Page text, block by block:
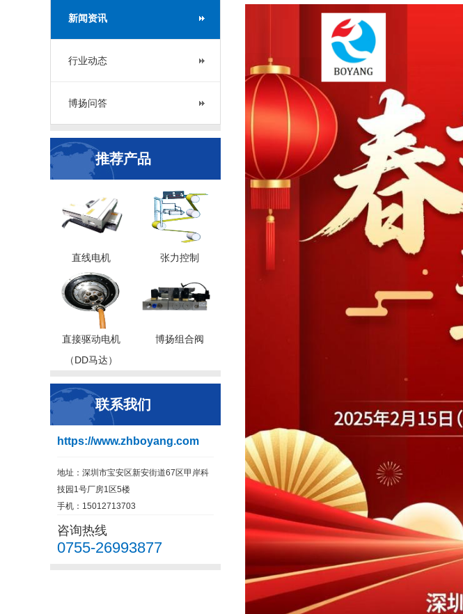
新闻资讯
行业动态
博扬问答
推荐产品
直线电机 张力控制
直接驱动电机
（DD马达）
博扬组合阀
联系我们
https://www.zhboyang.com
地址：深圳市宝安区新安街道67区甲岸科
技园1号厂房1区5楼
手机：15012713703
咨询热线
0755-26993877